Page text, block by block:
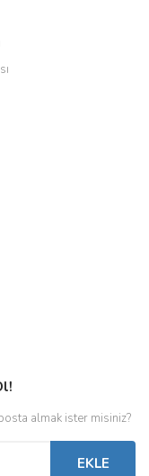
almak ister misiniz?
EKLE